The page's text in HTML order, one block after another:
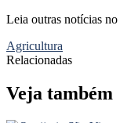
Leia outras notícias
Agricultura
Relacionadas
Veja também